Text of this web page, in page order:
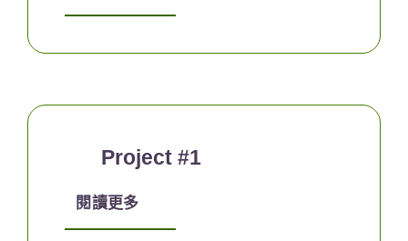
Project #1
閱讀更多